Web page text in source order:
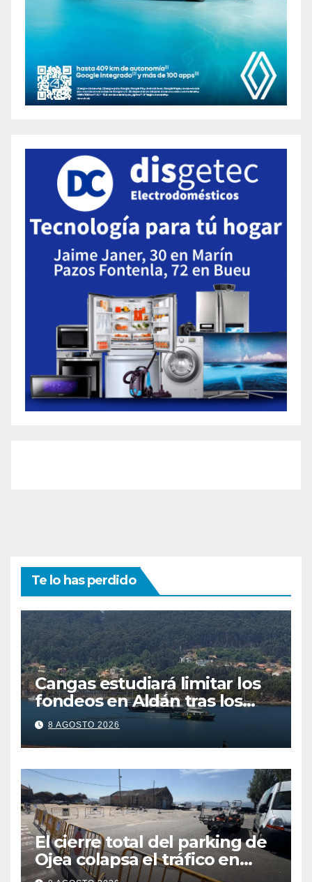
Te lo has perdido
Cangas estudiará limitar los
fondeos en Aldán tras los
últimos episodios de
contaminación en Arneles
8 AGOSTO 2026
El cierre total del parking de
Ojea colapsa el tráfico en
Cangas